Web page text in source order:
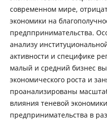
современном мире,
экономики на
предппринимательства.
анализу
активности и специфике
малый и средний бизнес
экономического роста и
проанализированы
влияния теневой
предпринимательства в